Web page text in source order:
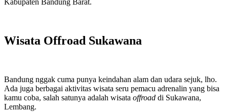
Kabupaten Bandung Barat.
Wisata Offroad Sukawana
Bandung nggak cuma punya keindahan alam dan udara sejuk, lho.
Ada juga berbagai aktivitas wisata seru pemacu adrenalin yang bisa
kamu coba, salah satunya adalah wisata offroad di Sukawana,
Lembang.